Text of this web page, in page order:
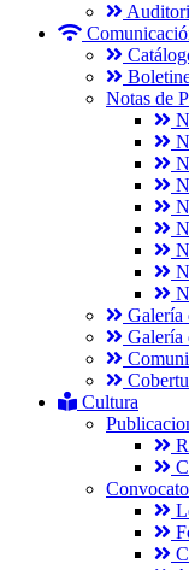
Notas de
Galería
Galería
Cultura